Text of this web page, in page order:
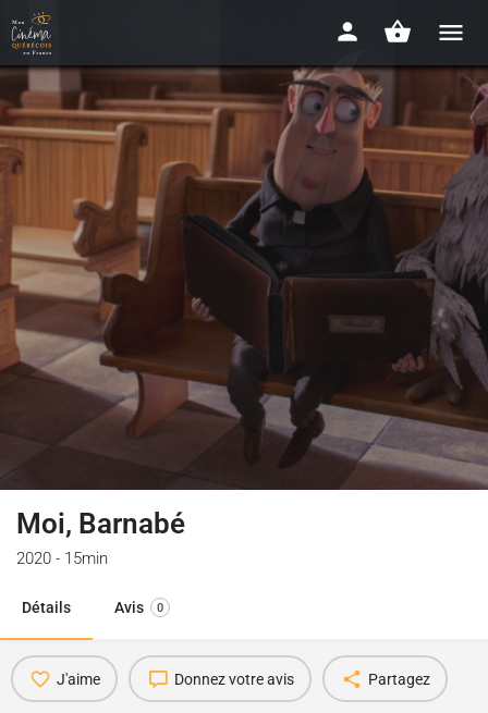
Moi, Barnabé
2020 - 15min
Détails Avis 0
J'aime Donnez votre avis Partagez